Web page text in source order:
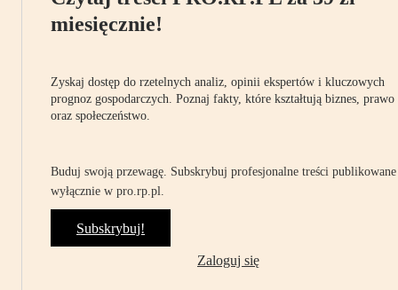
miesięcznie!
Zyskaj dostęp do rzetelnych analiz, opinii ekspertów i kluczowych
prognoz gospodarczych. Poznaj fakty, które kształtują biznes, prawo
oraz społeczeństwo.
Buduj swoją przewagę. Subskrybuj profesjonalne treści publikowane
wyłącznie w pro.rp.pl.
Subskrybuj!
Zaloguj się